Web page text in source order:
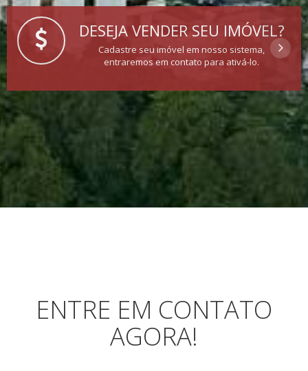
DESEJA VENDER SEU IMÓVEL?
Cadastre seu imóvel em nosso sistema,
entraremos em contato para ativá-lo.
ENTRE EM CONTATO
AGORA!